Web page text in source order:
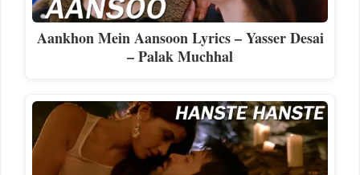
Aankhon Mein Aansoon Lyrics – Yasser Desai
– Palak Muchhal